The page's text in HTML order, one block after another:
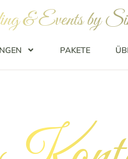
& Events by
PAKETE